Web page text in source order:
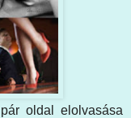
oldal elolvasása